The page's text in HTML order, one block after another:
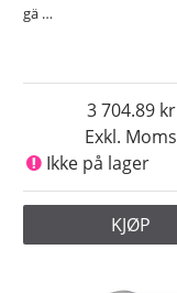
gä …
Exkl. Moms
3 704.89
Ikke på lager
KJØP